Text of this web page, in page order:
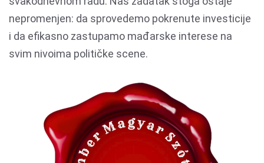
nepromenjen: da sprovedemo pokrenute investicije
i da efikasno zastupamo mađarske interese na
svim nivoima političke scene.